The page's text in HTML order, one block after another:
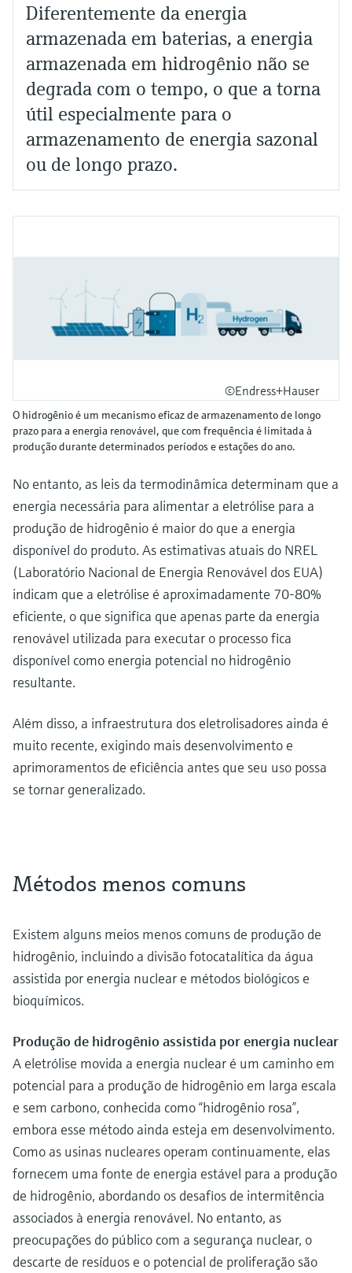
Diferentemente da energia
armazenada em baterias, a energia
armazenada em hidrogênio não se
degrada com o tempo, o que a torna
útil especialmente para o
armazenamento de energia sazonal
ou de longo prazo.
©Endress+Hauser
O hidrogênio é um mecanismo eficaz de armazenamento de longo
prazo para a energia renovável, que com frequência é limitada à
produção durante determinados períodos e estações do ano.
No entanto, as leis da termodinâmica determinam que a
energia necessária para alimentar a eletrólise para a
produção de hidrogênio é maior do que a energia
disponível do produto. As estimativas atuais do NREL
(Laboratório Nacional de Energia Renovável dos EUA)
indicam que a eletrólise é aproximadamente 70-80%
eficiente, o que significa que apenas parte da energia
renovável utilizada para executar o processo fica
disponível como energia potencial no hidrogênio
resultante.
Além disso, a infraestrutura dos eletrolisadores ainda é
muito recente, exigindo mais desenvolvimento e
aprimoramentos de eficiência antes que seu uso possa
se tornar generalizado.
Métodos menos comuns
Existem alguns meios menos comuns de produção de
hidrogênio, incluindo a divisão fotocatalítica da água
assistida por energia nuclear e métodos biológicos e
bioquímicos.
Produção de hidrogênio assistida por energia nuclear
A eletrólise movida a energia nuclear é um caminho em
potencial para a produção de hidrogênio em larga escala
e sem carbono, conhecida como “hidrogênio rosa”,
embora esse método ainda esteja em desenvolvimento.
Como as usinas nucleares operam continuamente, elas
fornecem uma fonte de energia estável para a produção
de hidrogênio, abordando os desafios de intermitência
associados à energia renovável. No entanto, as
preocupações do público com a segurança nuclear, o
descarte de resíduos e o potencial de proliferação são